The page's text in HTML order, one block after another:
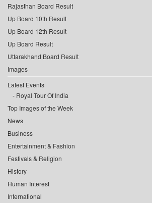
Rajasthan Board Result
Up Board 10th Result
Up Board 12th Result
Up Board Result
Uttarakhand Board Result
Images
Latest Events
Royal Tour Of India
Top Images of the Week
News
Business
Entertainment & Fashion
Festivals & Religion
History
Human Interest
International